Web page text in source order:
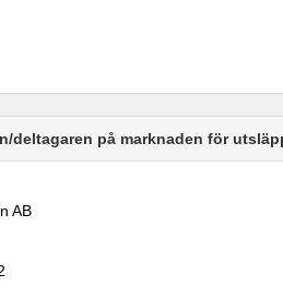
deltagaren på marknaden för
AB